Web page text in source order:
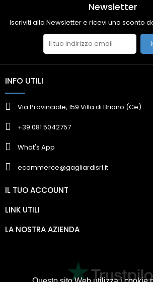
Newsletter
Iscriviti alla Newsletter e ricevi uno sconto
INFO UTILI
Via Provinciale, 159 Villa di Briano (Ce)
+39 081 5042757
What's App
ecommerce@gagliardisrl.it
IL TUO ACCOUNT
LINK UTILI
LA NOSTRA AZIENDA